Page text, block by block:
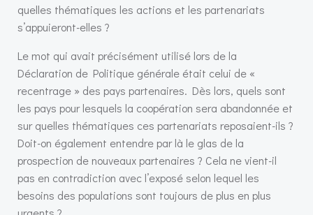
quelles thématiques les actions et les partenariats
s’appuieront-elles ?
Le mot qui avait précisément utilisé lors de la
Déclaration de Politique générale était celui de «
recentrage » des pays partenaires. Dès lors, quels sont
les pays pour lesquels la coopération sera abandonnée et
sur quelles thématiques ces partenariats reposaient-ils ?
Doit-on également entendre par là le glas de la
prospection de nouveaux partenaires ? Cela ne vient-il
pas en contradiction avec l’exposé selon lequel les
besoins des populations sont toujours de plus en plus